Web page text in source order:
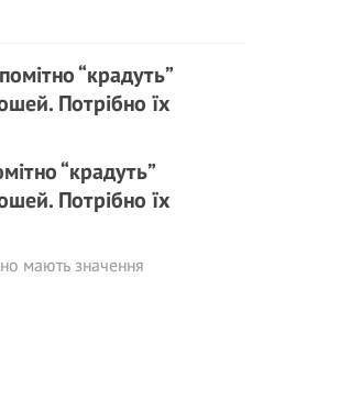
“кpадyть”
Потрібно їх
мають значення